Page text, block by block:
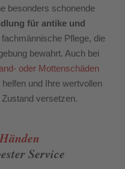
besonders schonende
für antike und
Pflege, die
bewahrt. Auch bei
oder Mottenschäden
und Ihre wertvollen
versetzen.
Service